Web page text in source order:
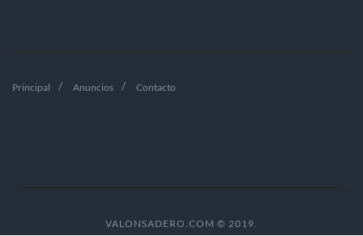
Principal Anuncios Contacto
VALONSADERO.COM © 2019.